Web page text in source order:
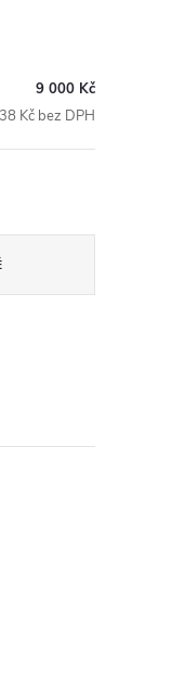
9 000 Kč
Kč bez DPH